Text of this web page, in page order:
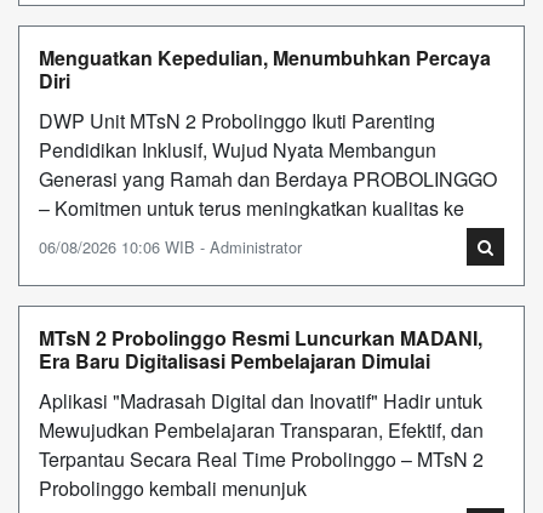
Menguatkan Kepedulian, Menumbuhkan Percaya
Diri
DWP Unit MTsN 2 Probolinggo Ikuti Parenting
Pendidikan Inklusif, Wujud Nyata Membangun
Generasi yang Ramah dan Berdaya PROBOLINGGO
– Komitmen untuk terus meningkatkan kualitas ke
06/08/2026 10:06 WIB - Administrator
MTsN 2 Probolinggo Resmi Luncurkan MADANI,
Era Baru Digitalisasi Pembelajaran Dimulai
Aplikasi "Madrasah Digital dan Inovatif" Hadir untuk
Mewujudkan Pembelajaran Transparan, Efektif, dan
Terpantau Secara Real Time Probolinggo – MTsN 2
Probolinggo kembali menunjuk